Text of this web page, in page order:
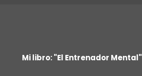
Mi libro: "El Entrenador Mental"